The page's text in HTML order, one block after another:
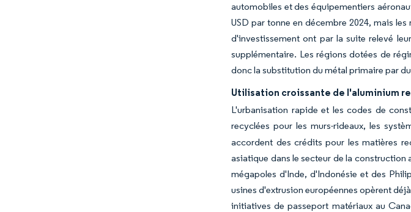
automobiles et des équipementiers
USD par tonne en décembre 2024, mais
d'investissement ont par la suite relevé
supplémentaire. Les régions dotées de
donc la substitution du métal primaire par
Utilisation croissante de l'aluminium
L'urbanisation rapide et les codes de
recyclées pour les murs-rideaux, les
accordent des crédits pour les matières
asiatique dans le secteur de la construction
mégapoles d'Inde, d'Indonésie et des
usines d'extrusion européennes opèrent
initiatives de passeport matériaux au